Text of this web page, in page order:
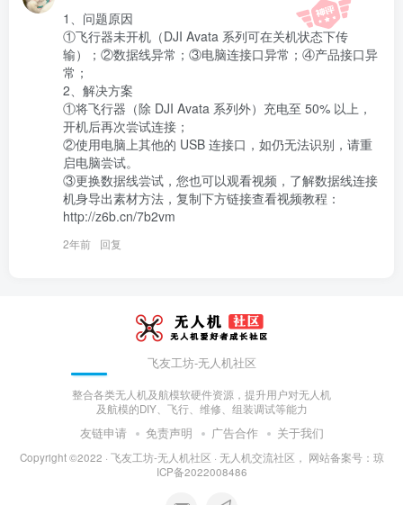
1、问题原因
①飞行器未开机（DJI Avata 系列可在关机状态下传
输）；②数据线异常；③电脑连接口异常；④产品接口异
常；
2、解决方案
①将飞行器（除 DJI Avata 系列外）充电至 50% 以上，
开机后再次尝试连接；
②使用电脑上其他的 USB 连接口，如仍无法识别，请重
启电脑尝试。
③更换数据线尝试，您也可以观看视频，了解数据线连接
机身导出素材方法，复制下方链接查看视频教程：
http://z6b.cn/7b2vm
2年前 回复
飞友工坊-无人机社区
整合各类无人机及航模软硬件资源，提升用户对无人机
及航模的DIY、飞行、维修、组装调试等能力
友链申请 免责声明 广告合作 关于我们
Copyright ©2022 · 飞友工坊-无人机社区 · 无人机交流社区， 网站备案号： 琼
ICP备2022008486